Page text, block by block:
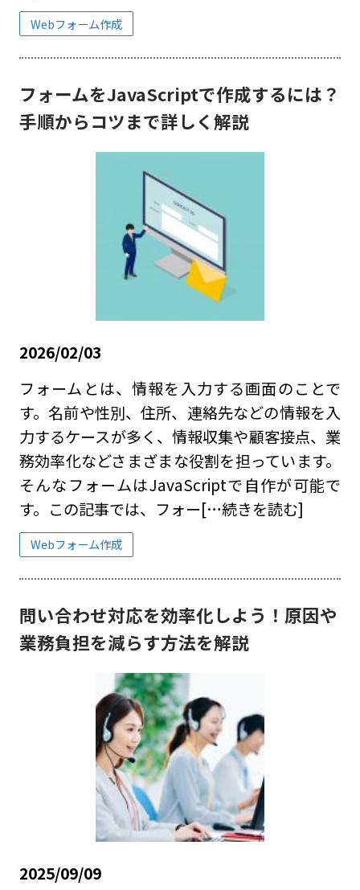
Webフォーム作成
フォームをJavaScriptで作成するには？
手順からコツまで詳しく解説
2026/02/03
フォームとは、情報を入力する画面のことで
す。名前や性別、住所、連絡先などの情報を入
力するケースが多く、情報収集や顧客接点、業
務効率化などさまざまな役割を担っています。
そんなフォームはJavaScriptで自作が可能で
す。この記事では、フォー[…続きを読む]
Webフォーム作成
問い合わせ対応を効率化しよう！原因や
業務負担を減らす方法を解説
2025/09/09